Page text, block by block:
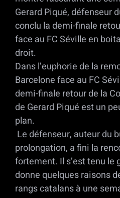
Gerard Piqué, défenseur
conclu la demi-finale
face au FC Séville en
droit.
Dans l’euphorie de la
Barcelone face au FC
demi-finale retour de la
de Gerard Piqué est un
plan.
Le défenseur, auteur du
prolongation, a fini la
fortement. Il s’est tenu le
donne quelques raisons
rangs catalans à une